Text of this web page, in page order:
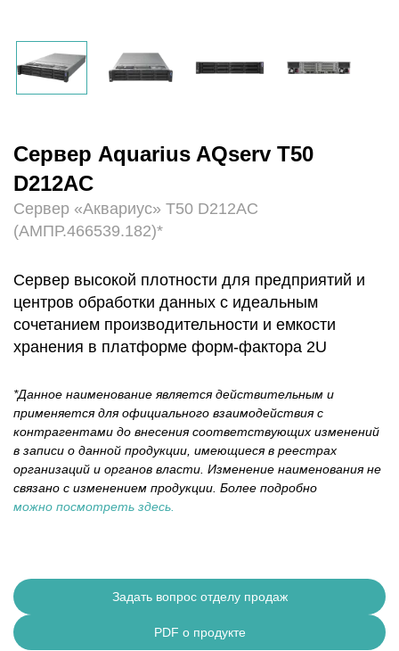
Сервер Aquarius AQserv T50
D212AC
Сервер «Аквариус» T50 D212AC
(АМПР.466539.182)*
Сервер высокой плотности для предприятий и
центров обработки данных с идеальным
сочетанием производительности и емкости
хранения в платформе форм-фактора 2U
*Данное наименование является действительным и
применяется для официального взаимодействия с
контрагентами до внесения соответствующих изменений
в записи о данной продукции, имеющиеся в реестрах
организаций и органов власти. Изменение наименования не
связано с изменением продукции. Более подробно
можно посмотреть здесь.
Задать вопрос отделу продаж
PDF о продукте